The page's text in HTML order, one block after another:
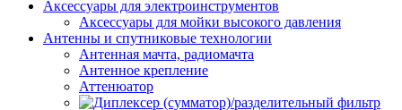
Аксессуары для электроинструментов
Аксессуары для мойки высокого давления
Антенны и спутниковые технологии
Антенная мачта, радиомачта
Антенное крепление
Аттенюатор